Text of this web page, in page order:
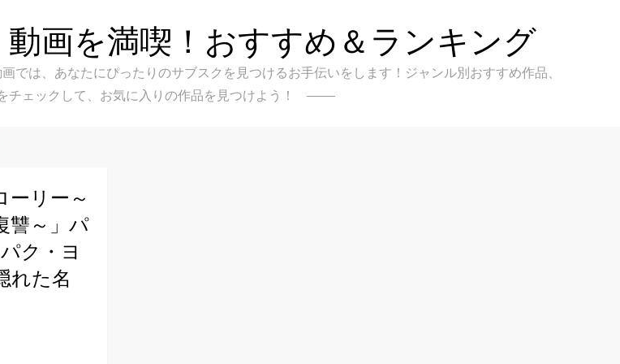
画を満喫！おすすめ＆ランキング
は、あなたにぴったりのサブスクを見つけるお手伝いをします！ジャンル別おすすめ作品、
チェックして、お気に入りの作品を見つけよう！
ーリー～
讐～」パ
ク・ヨ
れた名